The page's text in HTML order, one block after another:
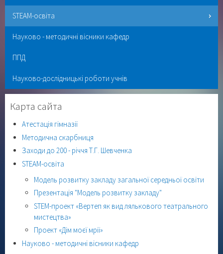
STEAM-освіта
Науково - методичні вісники кафедр
ППД
Науково-дослідницькі роботи учнів
Карта сайта
Атестація гімназії
Методична скарбниця
Заходи до 200 - річчя Т.Г. Шевченка
STEAM-освіта
Модель розвитку закладу загальної середньої освіти
Презентація "Модель розвитку закладу"
STEM-проект «Вертеп як вид лялькового театрального
мистецтва»
Проект «Дім моєї мрії»
Науково - методичні вісники кафедр